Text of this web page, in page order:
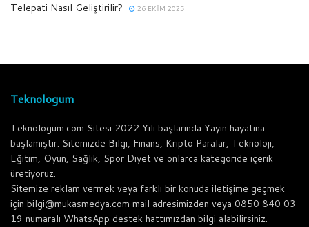
Telepati Nasıl Geliştirilir? 26 EKIM 2025
Teknologum
Teknologum.com Sitesi 2022 Yılı başlarında Yayın hayatına
başlamıştır. Sitemizde Bilgi, Finans, Kripto Paralar, Teknoloji,
Eğitim, Oyun, Sağlık, Spor Diyet ve onlarca kategoride içerik
üretiyoruz.
Sitemize reklam vermek veya farklı bir konuda iletişime geçmek
için bilgi@mukasmedya.com mail adresimizden veya 0850 840 03
19 numaralı WhatsApp destek hattımızdan bilgi alabilirsiniz.